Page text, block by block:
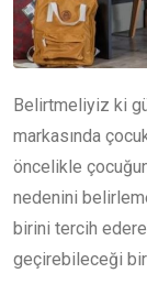
Belirtmeliyiz ki
markasında
öncelikle
nedenini
birini tercih
geçirebileceği bir